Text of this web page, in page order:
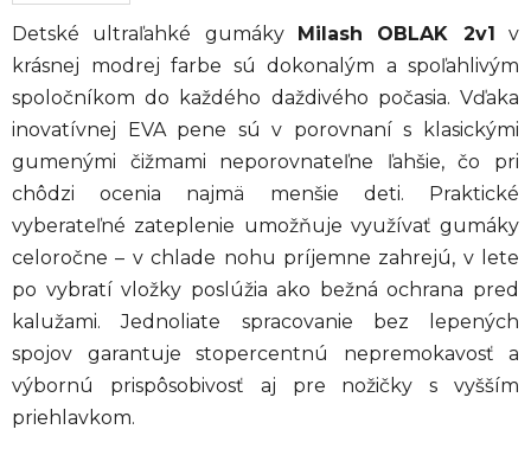
Detské ultraľahké gumáky Milash OBLAK 2v1 v
krásnej modrej farbe sú dokonalým a spoľahlivým
spoločníkom do každého daždivého počasia. Vďaka
inovatívnej EVA pene sú v porovnaní s klasickými
gumenými čižmami neporovnateľne ľahšie, čo pri
chôdzi ocenia najmä menšie deti. Praktické
vyberateľné zateplenie umožňuje využívať gumáky
celoročne – v chlade nohu príjemne zahrejú, v lete
po vybratí vložky poslúžia ako bežná ochrana pred
kalužami. Jednoliate spracovanie bez lepených
spojov garantuje stopercentnú nepremokavosť a
výbornú prispôsobivosť aj pre nožičky s vyšším
priehlavkom.